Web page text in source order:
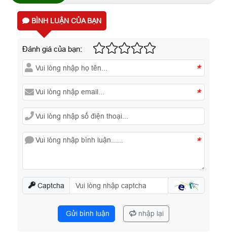
BÌNH LUẬN CỦA BẠN
Đánh giá của bạn:
*
*
*
Captcha
Gửi bình luận nhập lại